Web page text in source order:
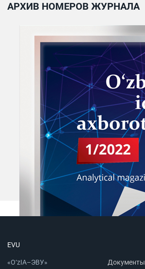
АРХИВ НОМЕРОВ ЖУРНАЛА
EVU
«O‘zIA–ЭВУ»
Документы